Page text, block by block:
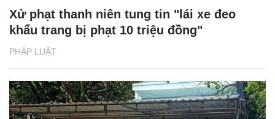
PHÁP LUẬT
Xử phạt thanh niên tung tin "lái xe đeo
khẩu trang bị phạt 10 triệu đồng"